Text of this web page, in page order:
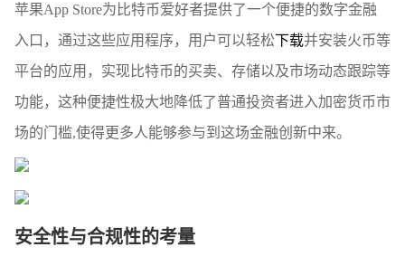
苹果App Store为比特币爱好者提供了一个便捷的数字金融
入口，通过这些应用程序，用户可以轻松下载并安装火币等
平台的应用，实现比特币的买卖、存储以及市场动态跟踪等
功能，这种便捷性极大地降低了普通投资者进入加密货币市
场的门槛,使得更多人能够参与到这场金融创新中来。
安全性与合规性的考量